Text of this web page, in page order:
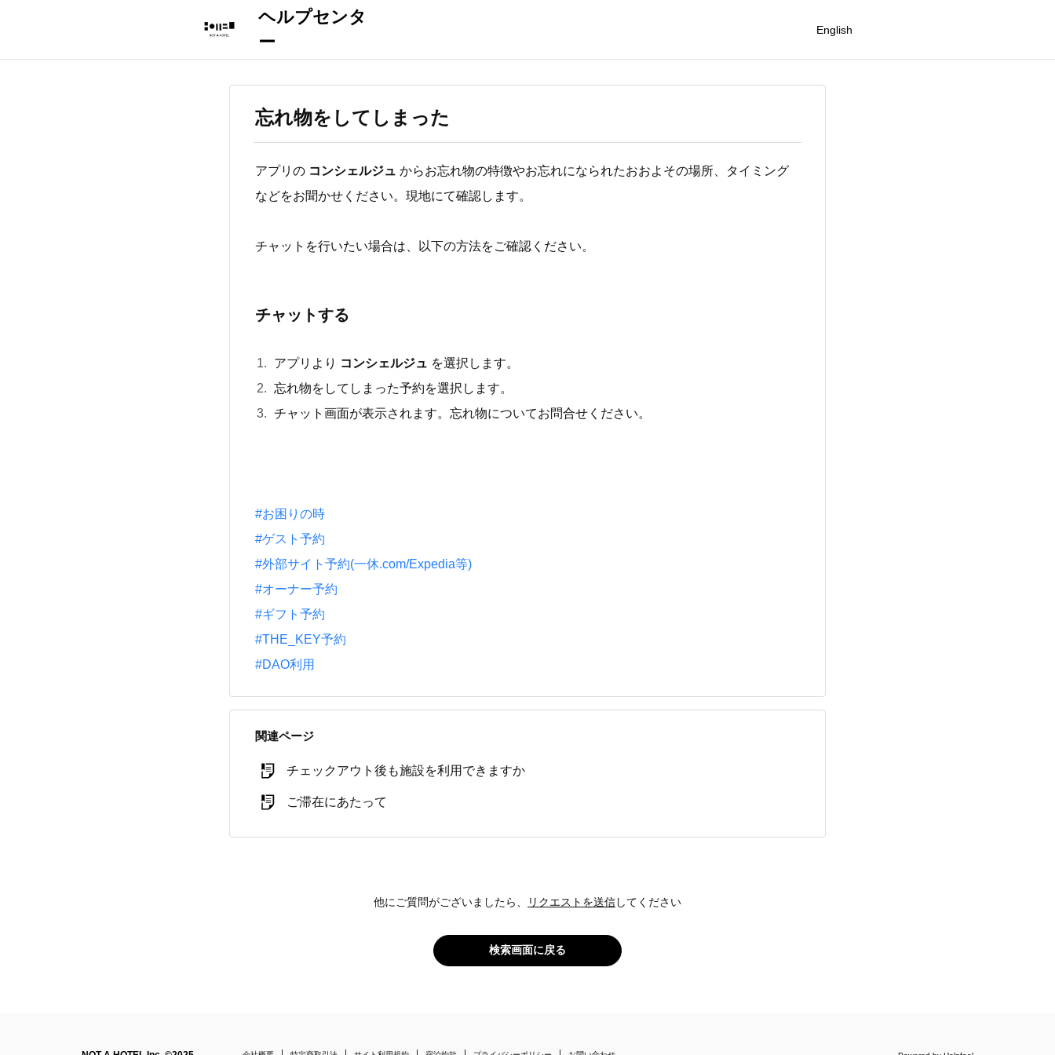
English
忘れ物をしてしまった
アプリの コンシェルジュ からお忘れ物の特徴やお忘れになられたおおよその場所、タイミング
などをお聞かせください。現地にて確認します。
チャットを行いたい場合は、以下の方法をご確認ください。
チャットする
アプリより コンシェルジュ を選択します。
忘れ物をしてしまった予約を選択します。
チャット画面が表示されます。忘れ物についてお問合せください。
#お困りの時
#ゲスト予約
#外部サイト予約(一休.com/Expedia等)
#オーナー予約
#ギフト予約
#THE_KEY予約
#DAO利用
関連ページ
チェックアウト後も施設を利用できますか
ご滞在にあたって
他にご質問がございましたら、 リクエストを送信してください
検索画面に戻る